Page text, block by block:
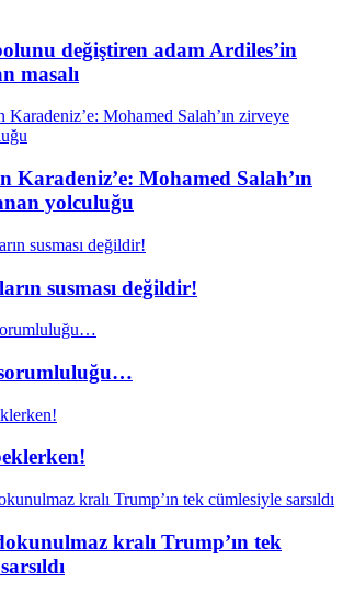
değiştiren adam Ardiles’in
masalı
Karadeniz’e: Mohamed Salah’ın
yolculuğu
susması değildir!
kralı Trump’ın tek